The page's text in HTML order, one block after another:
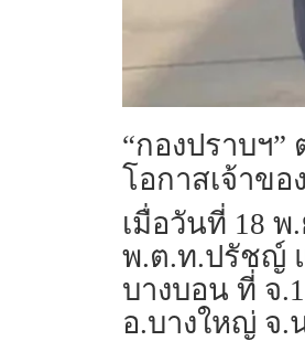
“กองปราบฯ
โอกาสเจ้าข
เมื่อวันที่ 18
พ.ต.ท.ปรัชญ์
บางบอน ที่ จ
อ.บางใหญ่ จ.